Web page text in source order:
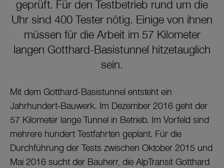
geprüft. Für den Testbetrieb rund um die
Uhr sind 400 Tester nötig. Einige von ihnen
müssen für die Arbeit im 57 Kilometer
langen Gotthard-Basistunnel hitzetauglich
sein.
Mit dem Gotthard-Basistunnel entsteht ein
Jahrhundert-Bauwerk. Im Dezember 2016 geht der
57 Kilometer lange Tunnel in Betrieb. Im Vorfeld sind
mehrere hundert Testfahrten geplant. Für die
Durchführung der Tests zwischen Oktober 2015 und
Mai 2016 sucht der Bauherr, die AlpTransit Gotthard